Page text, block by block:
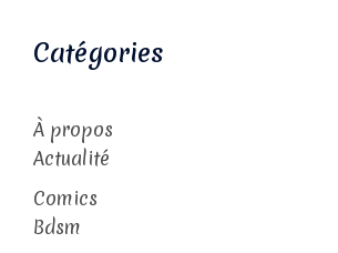
Catégories
À propos
Actualité
Comics
Bdsm